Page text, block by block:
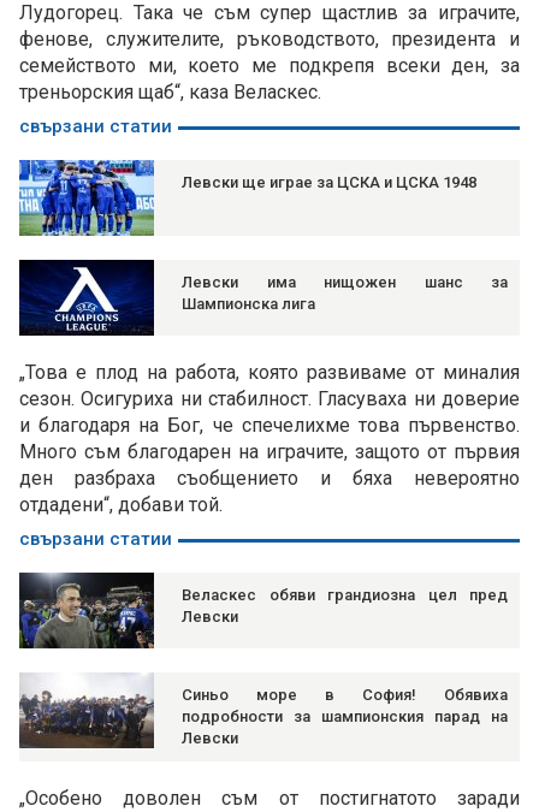
Лудогорец. Така че съм супер щастлив за играчите,
фенове, служителите, ръководството, президента и
семейството ми, което ме подкрепя всеки ден, за
треньорския щаб“, каза Веласкес.
свързани статии
Левски ще играе за ЦСКА и ЦСКА 1948
Левски има нищожен шанс за
Шампионска лига
„Това е плод на работа, която развиваме от миналия
сезон. Осигуриха ни стабилност. Гласуваха ни доверие
и благодаря на Бог, че спечелихме това първенство.
Много съм благодарен на играчите, защото от първия
ден разбраха съобщението и бяха невероятно
отдадени“, добави той.
свързани статии
Веласкес обяви грандиозна цел пред
Левски
Синьо море в София! Обявиха
подробности за шампионския парад на
Левски
„Особено доволен съм от постигнатото заради